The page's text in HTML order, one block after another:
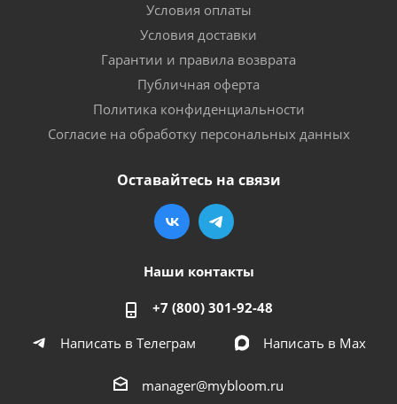
Условия оплаты
Условия доставки
Гарантии и правила возврата
Публичная оферта
Политика конфиденциальности
Согласие на обработку персональных данных
Оставайтесь на связи
Наши контакты
+7 (800) 301-92-48
Написать в Телеграм
Написать в Мах
manager@mybloom.ru